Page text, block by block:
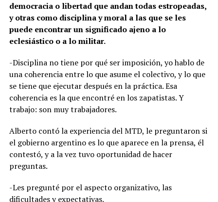
democracia o libertad que andan todas estropeadas,
y otras como disciplina y moral a las que se les
puede encontrar un significado ajeno a lo
eclesiástico o a lo militar.
-Disciplina no tiene por qué ser imposición, yo hablo de
una coherencia entre lo que asume el colectivo, y lo que
se tiene que ejecutar después en la práctica. Esa
coherencia es la que encontré en los zapatistas. Y
trabajo: son muy trabajadores.
Alberto contó la experiencia del MTD, le preguntaron si
el gobierno argentino es lo que aparece en la prensa, él
contestó, y a la vez tuvo oportunidad de hacer
preguntas.
-Les pregunté por el aspecto organizativo, las
dificultades y expectativas.